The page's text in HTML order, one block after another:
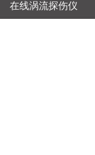
在线涡流探伤仪